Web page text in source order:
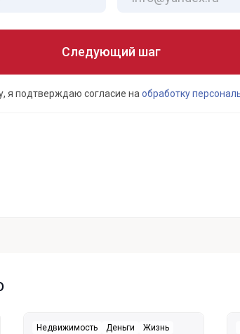
Следующий шаг
я подтверждаю согласие на обработку
Недвижимость Деньги Жизнь